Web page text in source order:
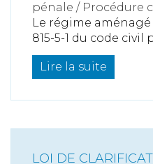
pénale / Procédure
Le régime
815-5-1 du code civil
Lire la suite
LOI DE